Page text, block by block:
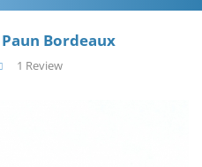
Bordeaux
1 Review